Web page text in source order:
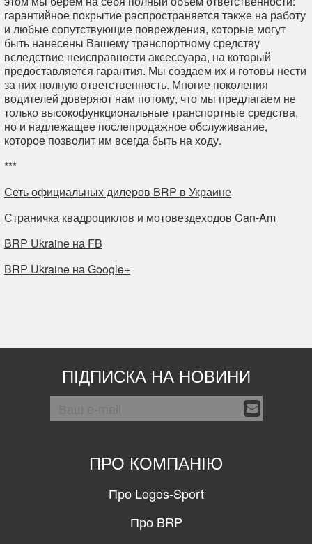
гарантийное покрытие распространяется также на работу
и любые сопутствующие повреждения, которые могут
быть нанесены Вашему транспортному средству
вследствие неисправности аксессуара, на который
предоставляется гарантия. Мы создаем их и готовы нести
за них полную ответственность. Многие поколения
водителей доверяют нам потому, что мы предлагаем не
только высокофункциональные транспортные средства,
но и надлежащее послепродажное обслуживание,
которое позволит им всегда быть на ходу.
***
Сеть официальных дилеров BRP в Украине
Страничка квадроциклов и мотовездеходов Can-Am
BRP Ukraine на FB
BRP Ukraine на Google+
ПІДПИСКА НА НОВИНИ
ПРО КОМПАНІЮ
Про Logos-Sport
Про BRP